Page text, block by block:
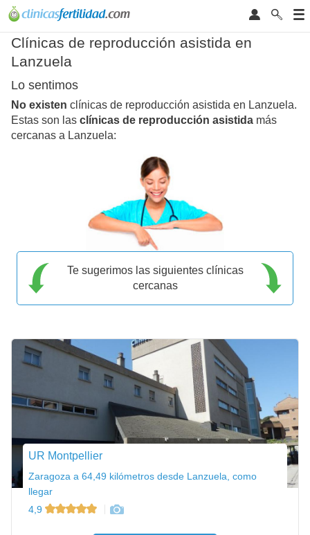
Clínicas de reproducción asistida en
Lanzuela
Lo sentimos
No existen clínicas de reproducción asistida en Lanzuela.
Estas son las clínicas de reproducción asistida más
cercanas a Lanzuela:
Te sugerimos las siguientes clínicas
cercanas
UR Montpellier
Zaragoza a 64,49 kilómetros desde Lanzuela, como
llegar
4,9